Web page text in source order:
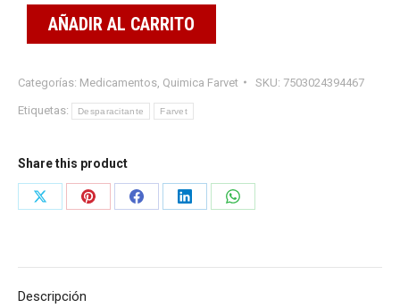
AÑADIR AL CARRITO
Categorías: Medicamentos Quimica Farvet SKU: 7503024394467
Etiquetas: Desparacitante Farvet
Share this product
Share
Share
Share
Share
Share
Descripción